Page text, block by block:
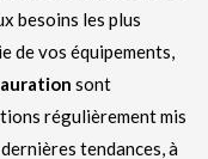
besoins les plus
de vos équipements,
sont
régulièrement mis
tendances, à